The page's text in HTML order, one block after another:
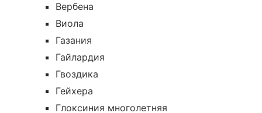
Вербена
Виола
Газания
Гайлардия
Гвоздика
Гейхера
Глоксиния многолетняя